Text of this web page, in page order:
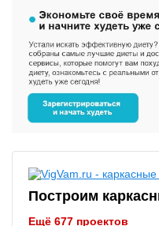
Построим
Ещё 677 проектов